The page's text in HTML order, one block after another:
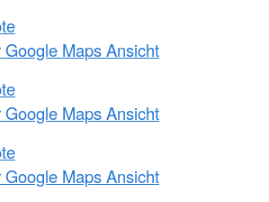
Google Maps Ansicht
Google Maps Ansicht
Google Maps Ansicht